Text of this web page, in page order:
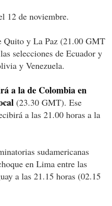
12 de noviembre.
Quito y La Paz (21.00 GMT
selecciones de Ecuador y
y Venezuela.
a la de Colombia en
(23.30 GMT). Ese
a las 21.00 horas a la
sudamericanas
en Lima entre las
a las 21.15 horas (02.15